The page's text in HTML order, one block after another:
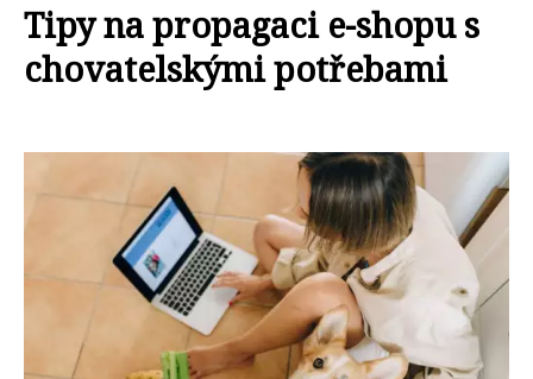
Tipy na propagaci e-shopu s
chovatelskými potřebami